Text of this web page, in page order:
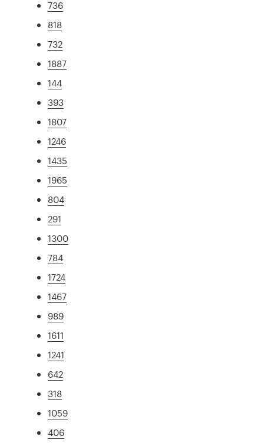
736
818
732
1887
144
393
1807
1246
1435
1965
804
291
1300
784
1724
1467
989
1611
1241
642
318
1059
406